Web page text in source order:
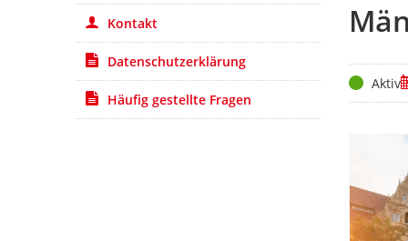
StatusAktiv
Kontakt
Datenschutzerklärung
Häufig gestellte Fragen